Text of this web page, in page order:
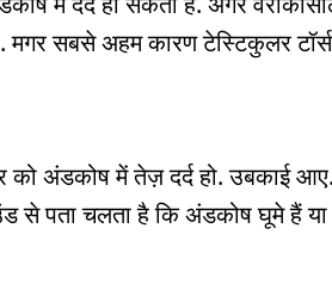
सबसे अहम कारण टेस्टिकुलर
अंडकोष में तेज़ दर्द हो. उबकाई आए.
से पता चलता है कि अंडकोष घूमे हैं या